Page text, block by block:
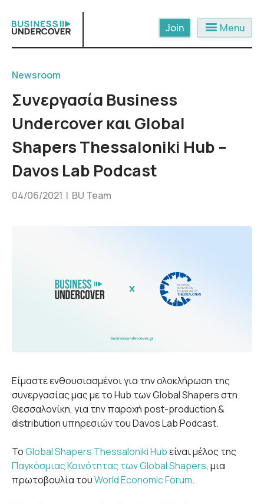
content
menu Menu
Newsroom
Συνεργασία Business
Undercover και Global
Shapers Thessaloniki Hub –
Davos Lab Podcast
04/06/2021 | BU Team
Είμαστε ενθουσιασμένοι για την ολοκλήρωση της
συνεργασίας μας με το Hub των Global Shapers στη
Θεσσαλονίκη, για την παροχή post-production &
distribution υπηρεσιών του Davos Lab Podcast.
ΤοGlobal Shapers Thessaloniki Hubείναι μέλος της
Παγκόσμιας Κοινότητας των Global Shapers, μια
πρωτοβουλία τουWorld Economic Forum.